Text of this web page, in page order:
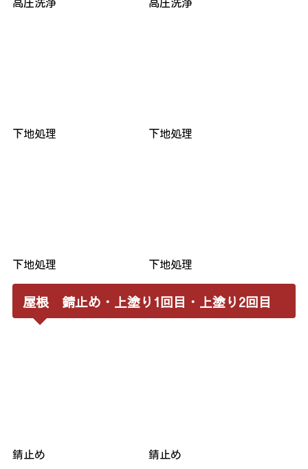
高圧洗浄 高圧洗浄
下地処理 下地処理
下地処理 下地処理
屋根 錆止め・上塗り1回目・上塗り2回目
錆止め 錆止め